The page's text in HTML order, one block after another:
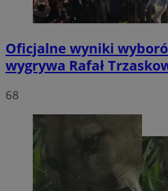
Oficjalne wyniki
wygrywa Rafał
68